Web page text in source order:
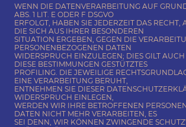
WENN DIE DATENVERARBEITUNG AUF
ABS. 1 LIT. E ODER F DSGVO
ERFOLGT, HABEN SIE JEDERZEIT DAS RECHT,
DIE SICH AUS IHRER BESONDEREN
SITUATION ERGEBEN, GEGEN DIE
PERSONENBEZOGENEN DATEN
WIDERSPRUCH EINZULEGEN; DIES GILT
DIESE BESTIMMUNGEN GESTÜTZTES
PROFILING. DIE JEWEILIGE
EINE VERARBEITUNG BERUHT,
ENTNEHMEN SIE DIESER
WIDERSPRUCH EINLEGEN,
WERDEN WIR IHRE BETROFFENEN
DATEN NICHT MEHR VERARBEITEN, ES
SEI DENN, WIR KÖNNEN ZWINGENDE